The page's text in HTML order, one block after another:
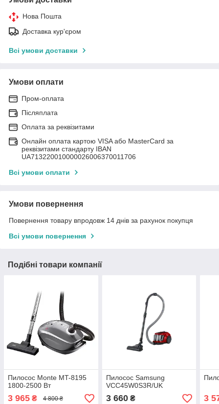
Нова Пошта
Доставка кур'єром
Всі умови доставки
Умови оплати
Пром-оплата
Післяплата
Оплата за реквізитами
Онлайн оплата картою VISA або MasterCard за
реквізитами стандарту IBAN
UA713220010000026006370011706
Всі умови оплати
Умови повернення
Повернення товару впродовж 14 днів за рахунок покупця
Всі умови повернення
Подібні товари компанії
Пилосос Monte MT-8195
1800-2500 Вт
3 965 ₴ 4 800 ₴
Пилосос Samsung
VCC45W0S3R/UK
3 660₴ 3